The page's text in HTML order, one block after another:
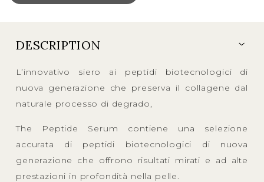
DESCRIPTION
L’innovativo siero ai peptidi biotecnologici di
nuova generazione che preserva il collagene dal
naturale processo di degrado,
The Peptide Serum contiene una selezione
accurata di peptidi biotecnologici di nuova
generazione che offrono risultati mirati e ad alte
prestazioni in profondità nella pelle.